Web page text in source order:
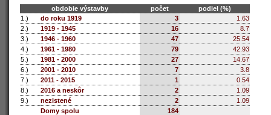
obdobie výstavby počet
podiel (%)
1.)
do roku 1919 3
1.63
2.)
1919 - 1945 16
8.7
3.)
1946 - 1960 47
25.54
4.)
1961 - 1980 79
42.93
5.)
1981 - 2000 27
14.67
6.)
2001 - 2010 7
3.8
7.)
2011 - 2015 1
0.54
8.)
2016 a neskôr 2
1.09
9.)
nezistené 2
1.09
Domy spolu
184